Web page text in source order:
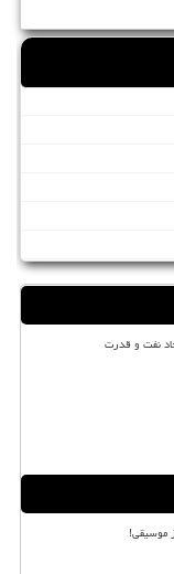
نفت و قدرت
موسیقی!